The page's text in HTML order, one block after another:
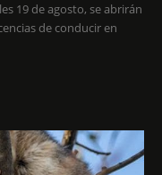
19 de agosto, se abrirán
de conducir en